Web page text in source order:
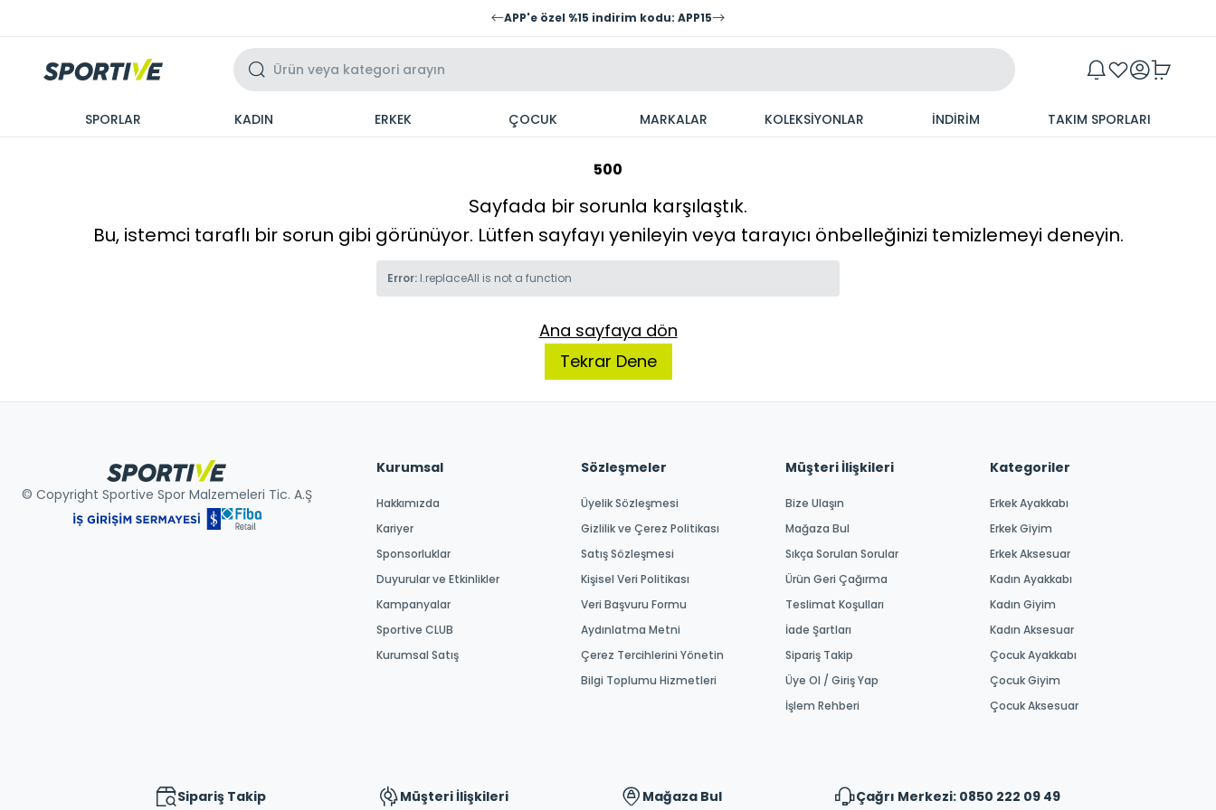
APP'e özel %15 indirim kodu: APP15
SPORLAR KADIN ERKEK ÇOCUK MARKALAR KOLEKSİYONLAR İNDİRİM TAKIM SPORLARI
500
Sayfada bir sorunla karşılaştık.
Bu, istemci taraflı bir sorun gibi görünüyor. Lütfen sayfayı yenileyin veya tarayıcı önbelleğinizi temizlemeyi deneyin.
Error: l.replaceAll is not a function
Ana sayfaya dön
Tekrar Dene
© Copyright Sportive Spor Malzemeleri Tic. A.Ş
Kurumsal
Hakkımızda
Kariyer
Sponsorluklar
Duyurular ve Etkinlikler
Kampanyalar
Sportive CLUB
Kurumsal Satış
Sözleşmeler
Üyelik Sözleşmesi
Gizlilik ve Çerez Politikası
Satış Sözleşmesi
Kişisel Veri Politikası
Veri Başvuru Formu
Aydınlatma Metni
Çerez Tercihlerini Yönetin
Bilgi Toplumu Hizmetleri
Müşteri İlişkileri
Bize Ulaşın
Mağaza Bul
Sıkça Sorulan Sorular
Ürün Geri Çağırma
Teslimat Koşulları
İade Şartları
Sipariş Takip
Üye Ol / Giriş Yap
İşlem Rehberi
Kategoriler
Erkek Ayakkabı
Erkek Giyim
Erkek Aksesuar
Kadın Ayakkabı
Kadın Giyim
Kadın Aksesuar
Çocuk Ayakkabı
Çocuk Giyim
Çocuk Aksesuar
Sipariş Takip Müşteri İlişkileri Mağaza Bul Çağrı Merkezi: 0850 222 09 49